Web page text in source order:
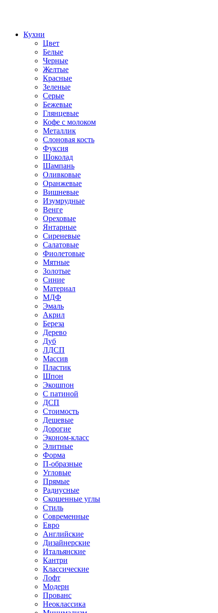
Кухни
Цвет
Белые
Черные
Желтые
Красные
Зеленые
Серые
Бежевые
Глянцевые
Кофе с молоком
Металлик
Слоновая кость
Фуксия
Шоколад
Шампань
Оливковые
Оранжевые
Вишневые
Изумрудные
Венге
Ореховые
Янтарные
Сиреневые
Салатовые
Фиолетовые
Мятные
Золотые
Синие
Материал
МДФ
Эмаль
Акрил
Береза
Дерево
Дуб
ЛДСП
Массив
Пластик
Шпон
Экошпон
С патиной
ДСП
Стоимость
Дешевые
Дорогие
Эконом-класс
Элитные
Форма
П-образные
Угловые
Прямые
Радиусные
Скошенные углы
Стиль
Современные
Евро
Английские
Дизайнерские
Итальянские
Кантри
Классические
Лофт
Модерн
Прованс
Неоклассика